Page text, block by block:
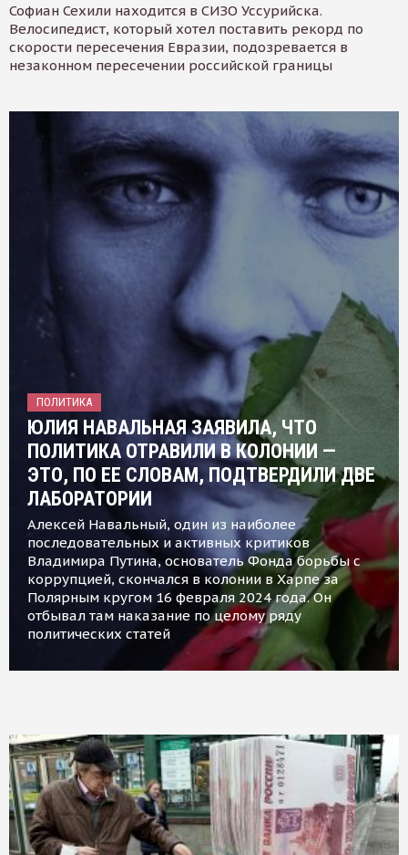
Софиан Сехили находится в СИЗО Уссурийска.
Велосипедист, который хотел поставить рекорд по
скорости пересечения Евразии, подозревается в
незаконном пересечении российской границы
ПОЛИТИКА
ЮЛИЯ НАВАЛЬНАЯ ЗАЯВИЛА, ЧТО
ПОЛИТИКА ОТРАВИЛИ В КОЛОНИИ —
ЭТО, ПО ЕЕ СЛОВАМ, ПОДТВЕРДИЛИ ДВЕ
ЛАБОРАТОРИИ
Алексей Навальный, один из наиболее
последовательных и активных критиков
Владимира Путина, основатель Фонда борьбы с
коррупцией, скончался в колонии в Харпе за
Полярным кругом 16 февраля 2024 года. Он
отбывал там наказание по целому ряду
политических статей